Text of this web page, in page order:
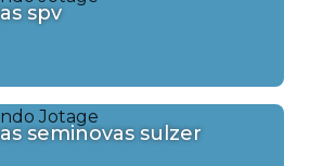
spv
seminovas sulzer